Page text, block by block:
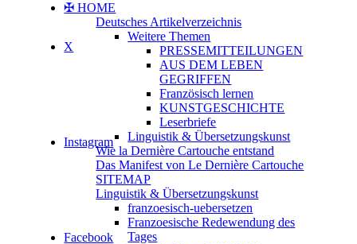
X
Instagram
Facebook
✠ HOME
Deutsches Artikelverzeichnis
Weitere Themen
PRESSEMITTEILUNGEN
AUS DEM LEBEN
GEGRIFFEN
Französisch lernen
KUNSTGESCHICHTE
Leserbriefe
Linguistik & Übersetzungskunst
Wie la Dernière Cartouche entstand
Das Manifest von Le Dernière Cartouche
SITEMAP
Linguistik & Übersetzungskunst
franzoesisch-uebersetzen
Franzoesische Redewendung des
Tages